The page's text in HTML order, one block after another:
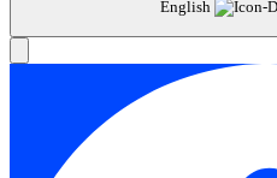
English